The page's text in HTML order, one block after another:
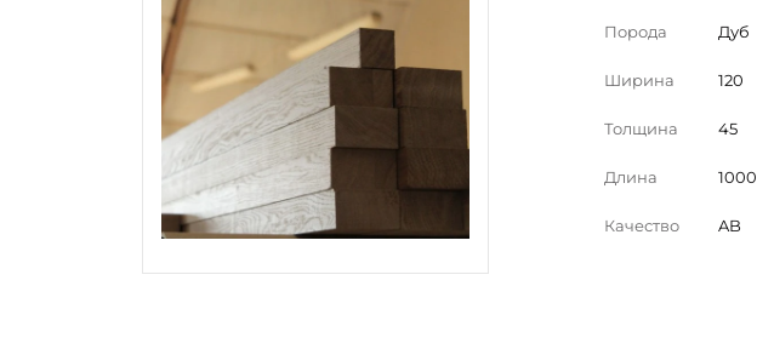
Порода Дуб
Ширина 120
Толщина 45
Длина 1000
Качество AB